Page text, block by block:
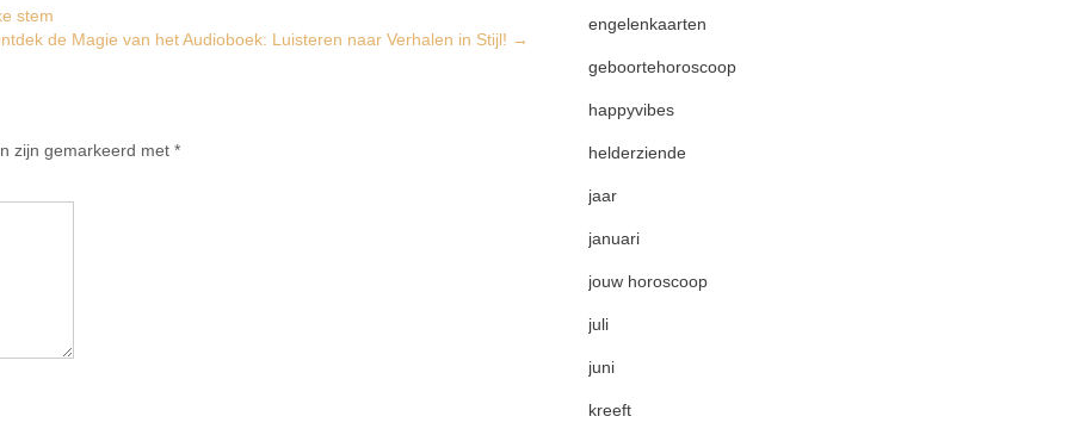
stem
de Magie van het Audioboek: Luisteren naar Verhalen in Stijl! →
zijn gemarkeerd met *
engelenkaarten
geboortehoroscoop
happyvibes
helderziende
jaar
januari
jouw horoscoop
juli
juni
kreeft